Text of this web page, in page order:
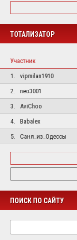
ТОТАЛИЗАТОР
Участник
1.
vipmilan1910
2.
neo3001
3.
AviChoo
4.
Babalex
5.
Саня_из_Одессы
ПОИСК ПО САЙТУ